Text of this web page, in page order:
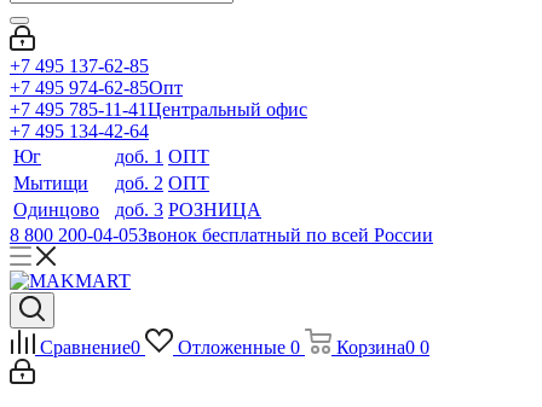
+7 495 137-62-85
+7 495 974-62-85Опт
+7 495 785-11-41Центральный офис
+7 495 134-42-64
Юг
доб. 1 ОПТ
Мытищи
доб. 2 ОПТ
Одинцово
доб. 3 РОЗНИЦА
8 800 200-04-05Звонок бесплатный по всей России
Сравнение0 Отложенные 0 Корзина0 0